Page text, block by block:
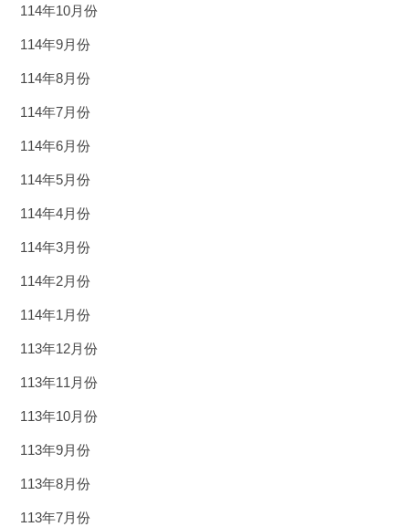
114年10月份
114年9月份
114年8月份
114年7月份
114年6月份
114年5月份
114年4月份
114年3月份
114年2月份
114年1月份
113年12月份
113年11月份
113年10月份
113年9月份
113年8月份
113年7月份